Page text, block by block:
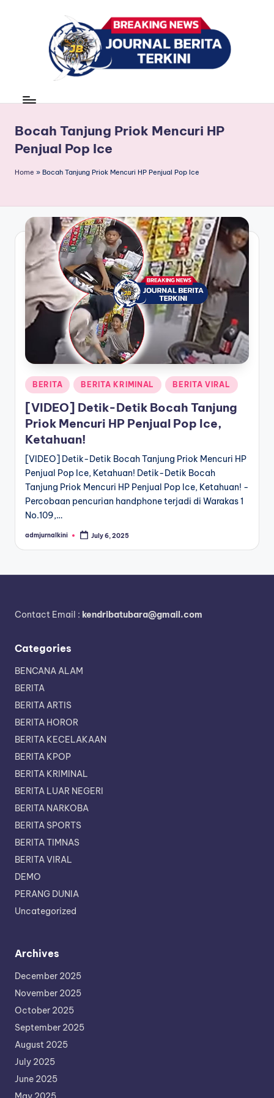
r
n
a
B
e
ri
t
a
e
r
k
n
news
Bocah Tanjung Priok Mencuri HP
Penjual Pop Ice
Home » Bocah Tanjung Priok Mencuri HP Penjual Pop Ice
Posted
in
BERITA BERITA KRIMINAL BERITA VIRAL
[VIDEO] Detik-Detik Bocah Tanjung
Priok Mencuri HP Penjual Pop Ice,
Ketahuan!
[VIDEO] Detik-Detik Bocah Tanjung Priok Mencuri HP
Penjual Pop Ice, Ketahuan! Detik-Detik Bocah
Tanjung Priok Mencuri HP Penjual Pop Ice, Ketahuan! -
Percobaan pencurian handphone terjadi di Warakas 1
No.109,…
Posted
admjurnalkini July 6, 2025
Contact Email : kendribatubara@gmail.com
Categories
BENCANA ALAM
BERITA
BERITA ARTIS
BERITA HOROR
BERITA KECELAKAAN
BERITA KPOP
BERITA KRIMINAL
BERITA LUAR NEGERI
BERITA NARKOBA
BERITA SPORTS
BERITA TIMNAS
BERITA VIRAL
DEMO
PERANG DUNIA
Uncategorized
Archives
December 2025
November 2025
October 2025
September 2025
August 2025
July 2025
June 2025